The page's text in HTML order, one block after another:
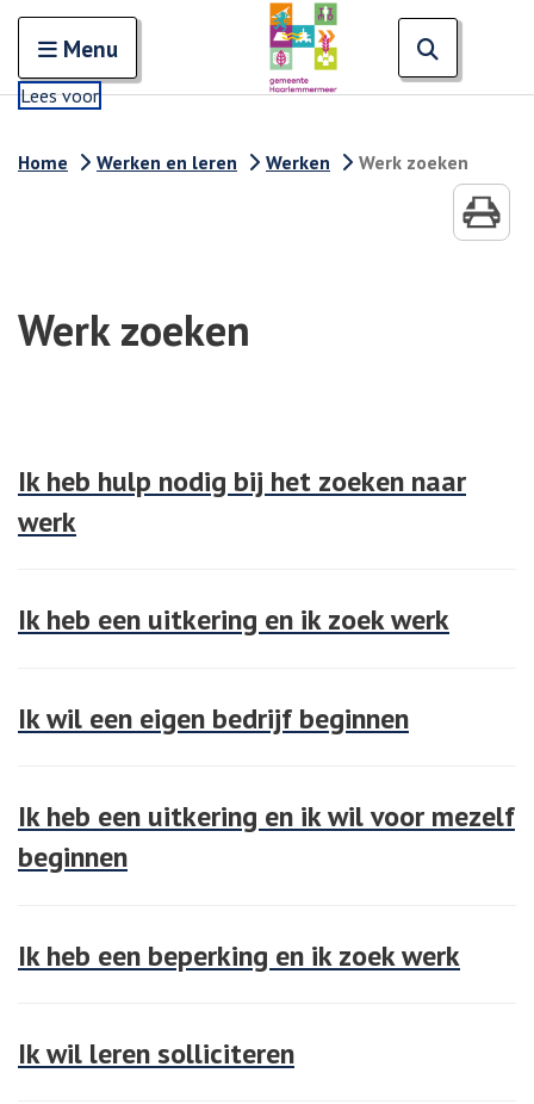
Open en sluit het
Menu
Lees voor
Home Werken en leren Werken Werk zoeken
Werk zoeken
Ik heb hulp nodig bij het zoeken naar
werk
Ik heb een uitkering en ik zoek werk
Ik wil een eigen bedrijf beginnen
Ik heb een uitkering en ik wil voor mezelf
beginnen
Ik heb een beperking en ik zoek werk
Ik wil leren solliciteren